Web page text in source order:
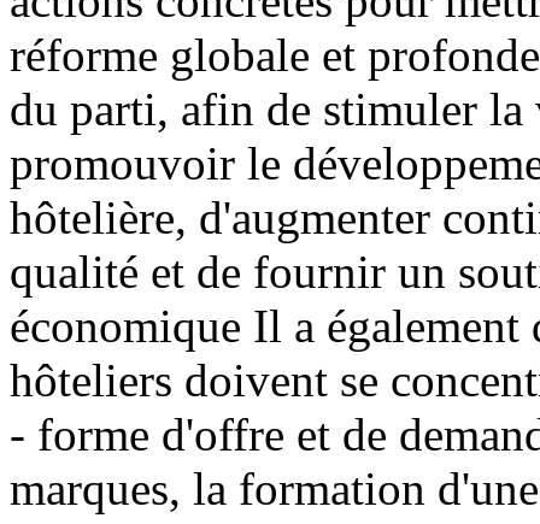
réforme globale et
du parti, afin de stimuler la
promouvoir le
hôtelière, d'augmenter
qualité et de fournir un
économique Il a également
hôteliers doivent se
- forme d'offre et de
marques, la formation